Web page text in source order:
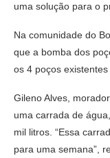
uma solução para o
Na comunidade do
que a bomba dos
os 4 poços
Gileno Alves,
uma carrada de
mil litros. “Essa
para uma semana”,